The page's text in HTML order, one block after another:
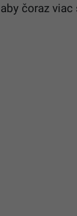
aby čoraz